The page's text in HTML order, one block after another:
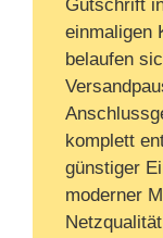
Gutschrift
einmaligen
belaufen
komplett
günstiger
moderner